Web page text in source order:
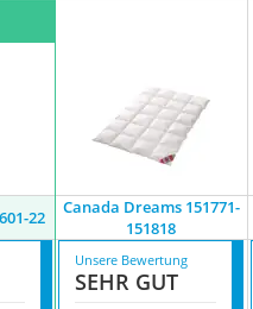
22
Canada Dreams 151771-
151818
Unsere Bewertung
SEHR GUT